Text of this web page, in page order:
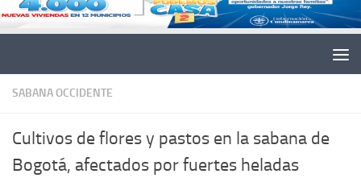
SABANA OCCIDENTE
Cultivos de flores y pastos en la sabana de
Bogotá, afectados por fuertes heladas